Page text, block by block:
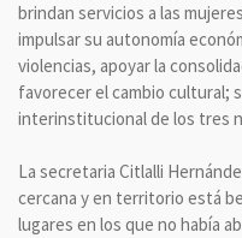
brindan servicios a las
impulsar su autonomía
violencias, apoyar la
favorecer el cambio cultural;
interinstitucional de los tres
La secretaria Citlalli
cercana y en territorio está
lugares en los que no había